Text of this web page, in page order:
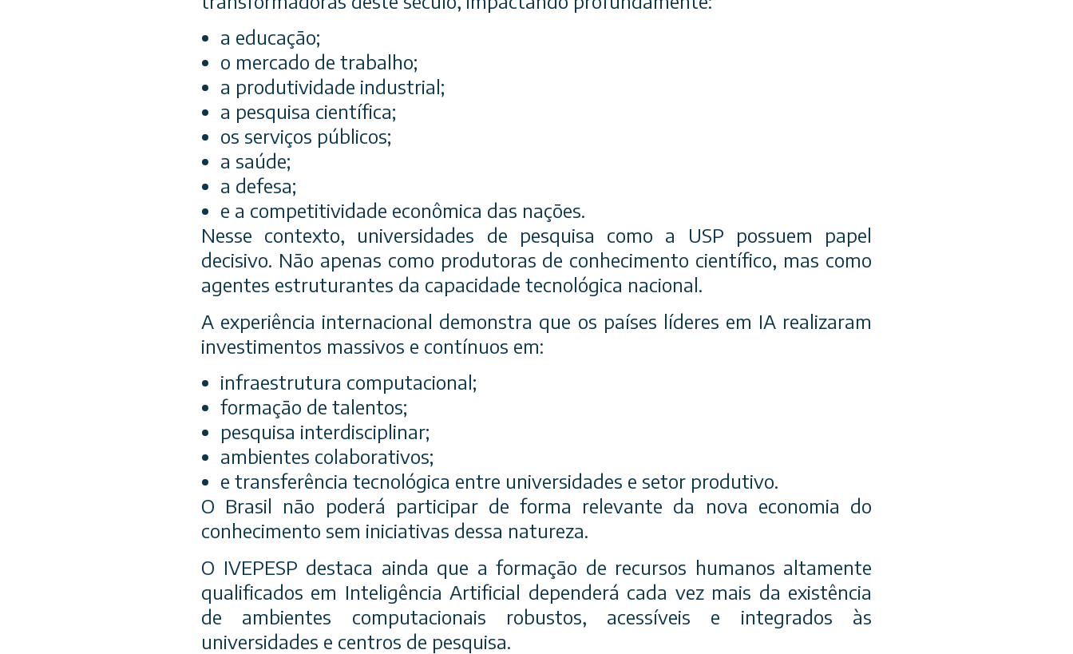
a educação;
o mercado de trabalho;
a produtividade industrial;
a pesquisa científica;
os serviços públicos;
a saúde;
a defesa;
e a competitividade econômica das nações.
Nesse contexto, universidades de pesquisa como a USP possuem papel
decisivo. Não apenas como produtoras de conhecimento científico, mas como
agentes estruturantes da capacidade tecnológica nacional.
A experiência internacional demonstra que os países líderes em IA realizaram
investimentos massivos e contínuos em:
infraestrutura computacional;
formação de talentos;
pesquisa interdisciplinar;
ambientes colaborativos;
e transferência tecnológica entre universidades e setor produtivo.
O Brasil não poderá participar de forma relevante da nova economia do
conhecimento sem iniciativas dessa natureza.
O IVEPESP destaca ainda que a formação de recursos humanos altamente
qualificados em Inteligência Artificial dependerá cada vez mais da existência
de ambientes computacionais robustos, acessíveis e integrados às
universidades e centros de pesquisa.